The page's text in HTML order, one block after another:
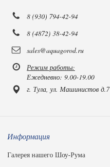
8 (930) 794-42-94
8 (4872) 38-42-94
sales@aquagorod.ru
Режим работы:
Ежедневно: 9.00-19.00
г. Тула, ул. Машинистов д.7
Информация
Галерея нашего Шоу-Рума